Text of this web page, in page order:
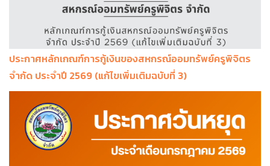
ประกาศหลักเกณฑ์การกู้เงินของสหกรณ์ออมทรัพย์ครูพิจิตร
จำกัด ประจำปี 2569 (แก้ไขเพิ่มเติมฉบับที่ 3)